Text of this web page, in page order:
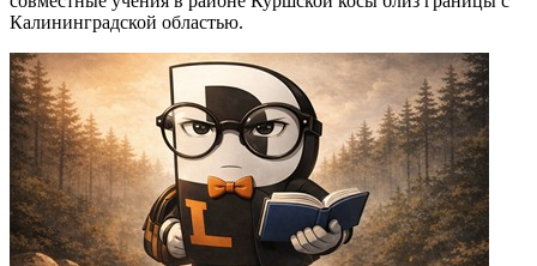
Калининградской областью.